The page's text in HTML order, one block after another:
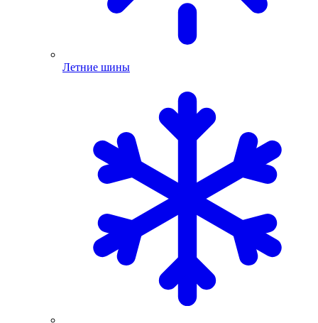
Летние шины